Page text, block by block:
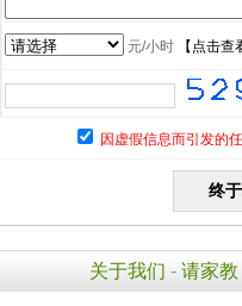
元/小时【 点击查
因虚假信息而引发的
关于我们 - 请家教